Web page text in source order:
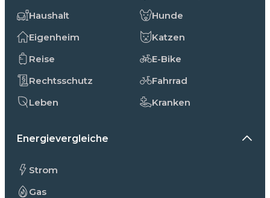
Haushalt
Eigenheim
Reise
Rechtsschutz
Leben
Hunde
Katzen
E-Bike
Fahrrad
Kranken
Energievergleiche
Strom
Gas